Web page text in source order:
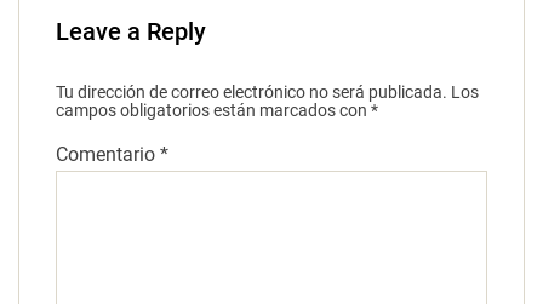
Leave a Reply
Tu dirección de correo electrónico no será publicada. Los
campos obligatorios están marcados con *
Comentario *